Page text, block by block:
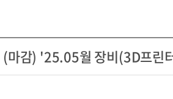
(마감) '25.05월 장비(3D프